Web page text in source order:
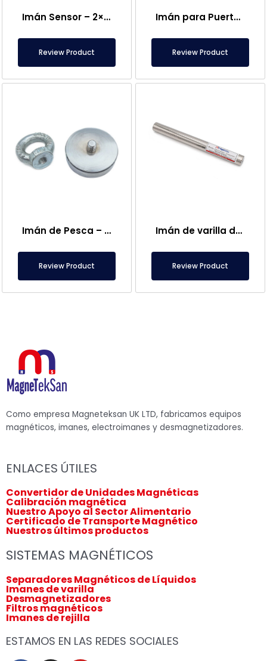
Imán Sensor – 2×2 mm
Review Product
Imán para Puerta de Caravana
Review Product
Imán de Pesca – Potente Imán de Rescate Marino
Review Product
Imán de varilla de neodimio de Ø25×250 mm – Conexión hembra M8 en un lado
Review Product
Como empresa Magneteksan UK LTD, fabricamos equipos
magnéticos, imanes, electroimanes y desmagnetizadores.
ENLACES ÚTILES
Convertidor de Unidades Magnéticas
Calibración magnética
Nuestro Apoyo al Sector Alimentario
Certificado de Transporte Magnético
Nuestros últimos productos
SISTEMAS MAGNÉTICOS
Separadores Magnéticos de Líquidos
Imanes de varilla
Desmagnetizadores
Filtros magnéticos
Imanes de rejilla
ESTAMOS EN LAS REDES SOCIALES